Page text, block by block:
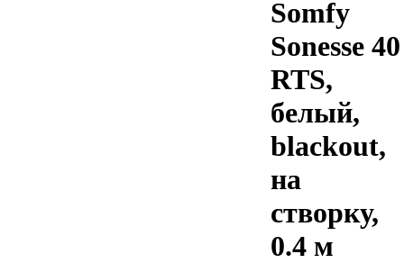
Somfy
Sonesse 40
RTS,
белый,
blackout,
на
створку,
0.4 м